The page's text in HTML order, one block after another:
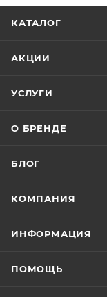
КАТАЛОГ
АКЦИИ
УСЛУГИ
О БРЕНДЕ
БЛОГ
КОМПАНИЯ
ИНФОРМАЦИЯ
ПОМОЩЬ